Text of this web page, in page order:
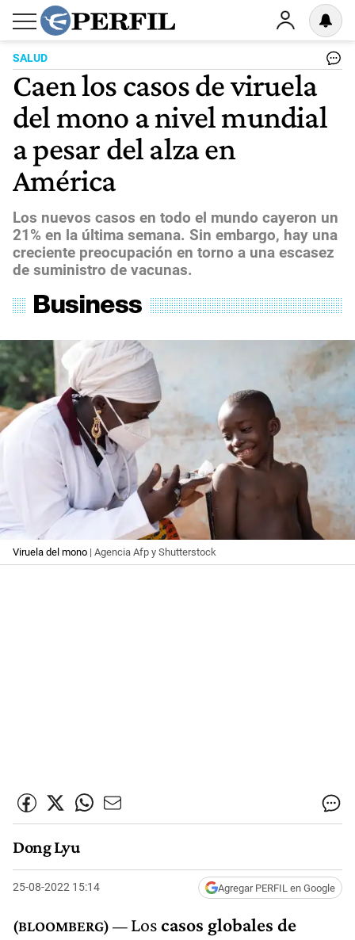
SALUD
Caen los casos de viruela
del mono a nivel mundial
a pesar del alza en
América
Los nuevos casos en todo el mundo cayeron un
21% en la última semana. Sin embargo, hay una
creciente preocupación en torno a una escasez
de suministro de vacunas.
Viruela del mono | Agencia Afp y Shutterstock
Dong Lyu
25-08-2022 15:14 Agregar PERFIL en Google
Loscasos globales de